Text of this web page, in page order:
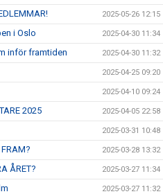
2025-05-26 12:15
i Oslo 2025-04-30 11:34
inför framtiden 2025-04-30 11:32
2025-04-25 09:20
2025-04-10 09:24
2025 2025-04-05 22:58
2025-03-31 10:48
2025-03-28 13:32
ÅRET? 2025-03-27 11:34
2025-03-27 11:32